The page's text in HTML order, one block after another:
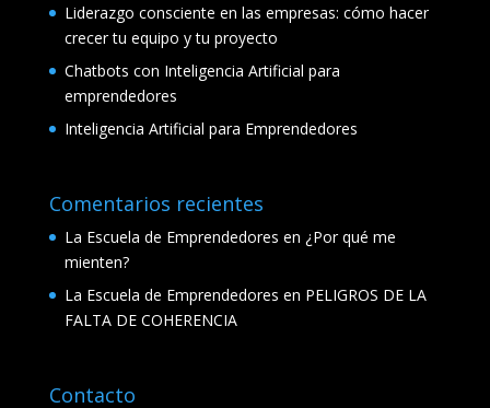
Liderazgo consciente en las empresas: cómo hacer
crecer tu equipo y tu proyecto
Chatbots con Inteligencia Artificial para
emprendedores
Inteligencia Artificial para Emprendedores
Comentarios recientes
La Escuela de Emprendedores en ¿Por qué me
mienten?
La Escuela de Emprendedores en PELIGROS DE LA
FALTA DE COHERENCIA
Contacto